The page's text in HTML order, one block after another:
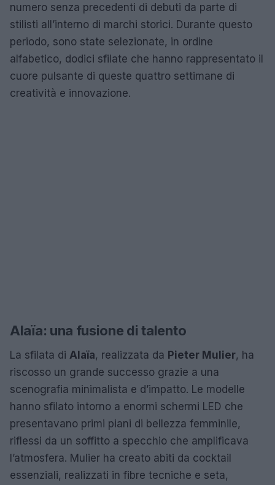
numero senza precedenti di debuti da parte di
stilisti all’interno di marchi storici. Durante questo
periodo, sono state selezionate, in ordine
alfabetico, dodici sfilate che hanno rappresentato il
cuore pulsante di queste quattro settimane di
creatività e innovazione.
Alaïa: una fusione di talento
La sfilata di Alaïa, realizzata da Pieter Mulier, ha
riscosso un grande successo grazie a una
scenografia minimalista e d’impatto. Le modelle
hanno sfilato intorno a enormi schermi LED che
presentavano primi piani di bellezza femminile,
riflessi da un soffitto a specchio che amplificava
l’atmosfera. Mulier ha creato abiti da cocktail
essenziali, realizzati in fibre tecniche e seta,